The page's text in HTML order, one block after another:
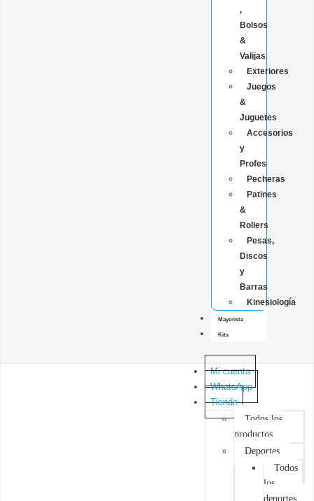
,
Bolsos
&
Valijas
Exteriores
Juegos
&
Juguetes
Accesorios
y
Profes
Pecheras
Patines
&
Rollers
Pesas,
Discos
y
Barras
Kinesiología
Mayorista
Kits
Mi cuenta
WhatsApp
Tienda
Todos los
productos
Deportes
Todos
los
deportes